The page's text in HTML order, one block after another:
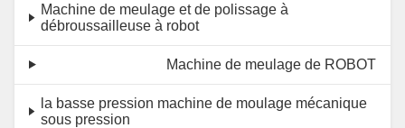
Machine de meulage et de polissage à
débroussailleuse à robot
Machine de meulage de ROBOT
la basse pression machine de moulage mécanique
sous pression